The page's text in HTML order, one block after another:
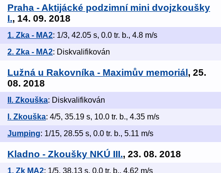
Praha - Aktijácké podzimní mini dvojzkoušky
I., 14. 09. 2018
1. Zka - MA2: 1/3, 42.05 s, 0.0 tr. b., 4.8 m/s
2. Zka - MA2: Diskvalifikován
Lužná u Rakovníka - Maximův memoriál, 25.
08. 2018
II. Zkouška: Diskvalifikován
I. Zkouška: 4/5, 35.19 s, 10.0 tr. b., 4.35 m/s
Jumping: 1/15, 28.55 s, 0.0 tr. b., 5.11 m/s
Kladno - Zkoušky NKÚ III., 23. 08. 2018
1. Zk MA2: 1/5, 38.13 s, 0.0 tr. b., 4.62 m/s